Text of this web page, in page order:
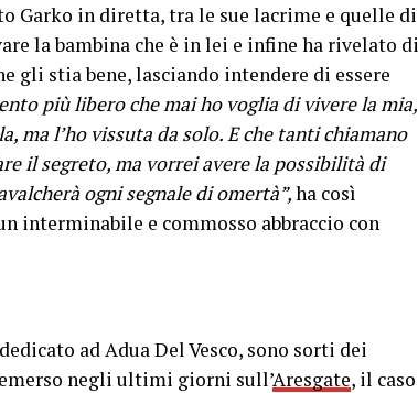
Garko in diretta, tra le sue lacrime e quelle di
la bambina che è in lei e infine ha rivelato di
gli stia bene, lasciando intendere di essere
più libero che mai ho voglia di vivere la mia,
ma l’ho vissuta da solo. E che tanti chiamano
il segreto, ma vorrei avere la possibilità di
ogni segnale di omertà”,ha così
interminabile e commosso abbraccio con
ad Adua Del Vesco, sono sorti dei
negli ultimi giorni sull’Aresgate, il caso